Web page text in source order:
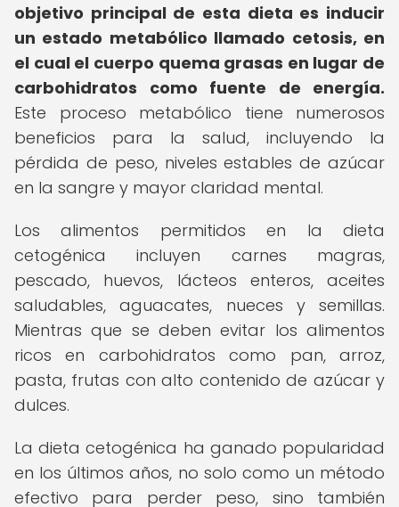
objetivo principal de esta dieta es inducir
un estado metabólico llamado cetosis, en
el cual el cuerpo quema grasas en lugar de
carbohidratos como fuente de energía.
Este proceso metabólico tiene numerosos
beneficios para la salud, incluyendo la
pérdida de peso, niveles estables de azúcar
en la sangre y mayor claridad mental.
Los alimentos permitidos en la dieta
cetogénica incluyen carnes magras,
pescado, huevos, lácteos enteros, aceites
saludables, aguacates, nueces y semillas.
Mientras que se deben evitar los alimentos
ricos en carbohidratos como pan, arroz,
pasta, frutas con alto contenido de azúcar y
dulces.
La dieta cetogénica ha ganado popularidad
en los últimos años, no solo como un método
efectivo para perder peso, sino también